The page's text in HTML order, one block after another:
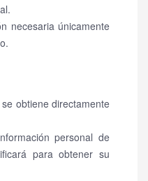
necesaria únicamente
obtiene directamente
personal de
para obtener su